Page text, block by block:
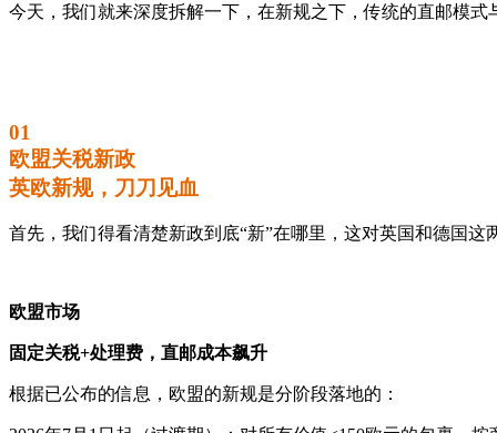
今天，我们就来深度拆解一下，在新规之下，传统的直邮模
01
欧盟关税新政
英欧新规，刀刀见血
首先，我们得看清楚新政到底“新”在哪里，这对英国和德国这
欧盟市场
固定关税+处理费，直邮成本飙升
根据已公布的信息，欧盟的新规是分阶段落地的：